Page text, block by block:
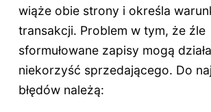
wiąże obie strony i określa
transakcji. Problem w tym, że źle
sformułowane zapisy mogą
niekorzyść sprzedającego. Do
błędów należą: